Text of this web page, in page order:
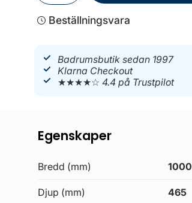
Beställningsvara
Badrumsbutik sedan 1997
Klarna Checkout
★★★★☆4.4 på Trustpilot
Egenskaper
Bredd (mm) 1000
Djup (mm) 465